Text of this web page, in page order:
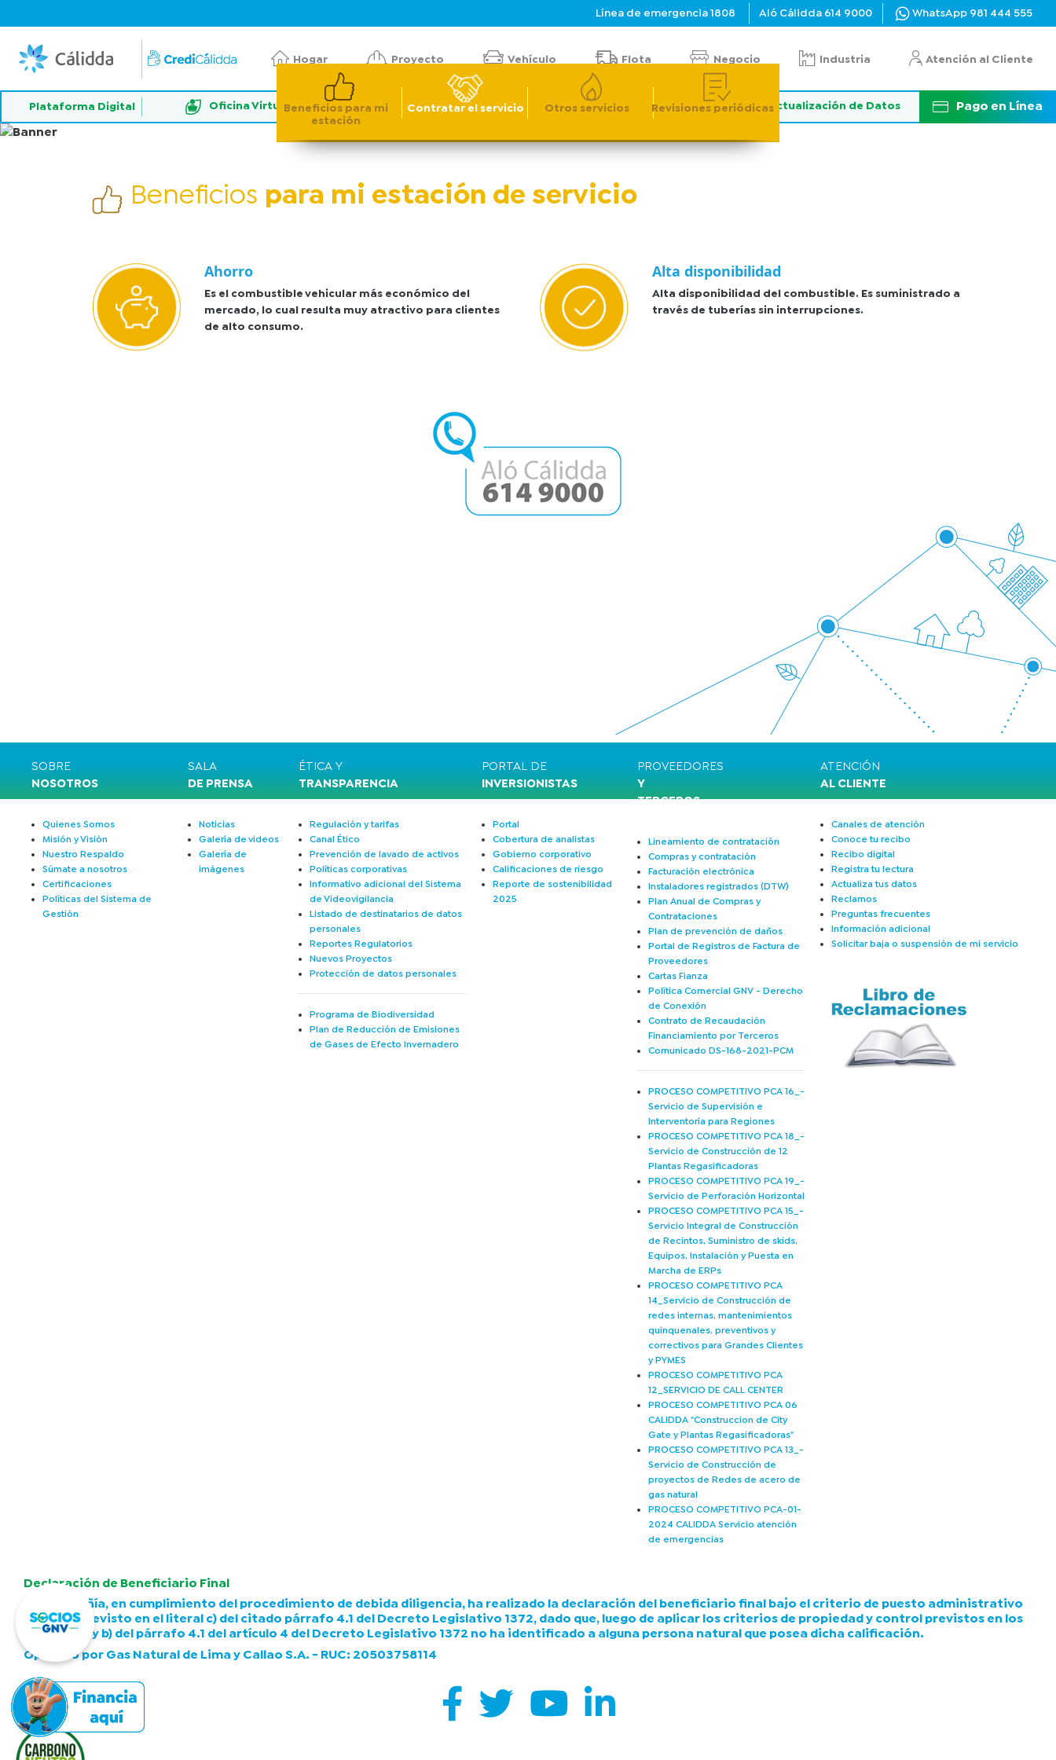
Línea de emergencia 1808 Aló Cálidda 614 9000 WhatsApp 981 444 555
Hogar Proyecto Vehículo Flota Negocio Industria Atención al Cliente
Plataforma Digital Oficina Virtual Tienda Virtual Recibo Digital Autolectura Actualización de Datos Pago en Línea
Beneficios para mi
estación
Contratar el servicio Otros servicios Revisiones periódicas
Beneficios para​ mi estación de servicio
Ahorro
Es el combustible vehicular más económico del
mercado, lo cual resulta muy atractivo para clientes
de alto consumo.
Alta disponibilidad
Alta disponibilidad del combustible. Es suministrado a
través de tuberías sin interrupciones.
SOBRE
NOSOTROS
Quienes Somos
Misión y Visión
Nuestro Respaldo
Súmate a nosotros
Certificaciones
Políticas del Sistema de
Gestión
SALA
DE PRENSA
Noticias
Galería de videos
Galería de
imágenes
ÉTICA Y
TRANSPARENCIA
Regulación y tarifas
Canal Ético
Prevención de lavado de activos
Políticas corporativas
Informativo adicional del Sistema
de Videovigilancia
Listado de destinatarios de datos
personales
Reportes Regulatorios
Nuevos Proyectos
Protección de datos personales
Programa de Biodiversidad
Plan de Reducción de Emisiones
de Gases de Efecto Invernadero
PORTAL DE
INVERSIONISTAS
Portal
Cobertura de analistas
Gobierno corporativo
Calificaciones de riesgo
Reporte de sostenibilidad
2025
PROVEEDORES
Y
TERCEROS
Lineamiento de contratación
Compras y contratación
Facturación electrónica
Instaladores registrados (DTW)
Plan Anual de Compras y
Contrataciones
Plan de prevención de daños
Portal de Registros de Factura de
Proveedores
Cartas Fianza
Política Comercial GNV - Derecho
de Conexión
Contrato de Recaudación
Financiamiento por Terceros
Comunicado DS-168-2021-PCM
PROCESO COMPETITIVO PCA 16_-
Servicio de Supervisión e
Interventoría para Regiones
PROCESO COMPETITIVO PCA 18_-
Servicio de Construcción de 12
Plantas Regasificadoras
PROCESO COMPETITIVO PCA 19_-
Servicio de Perforación Horizontal
PROCESO COMPETITIVO PCA 15_-
Servicio Integral de Construcción
de Recintos, Suministro de skids,
Equipos, Instalación y Puesta en
Marcha de ERPs
PROCESO COMPETITIVO PCA
14_Servicio de Construcción de
redes internas, mantenimientos
quinquenales, preventivos y
correctivos para Grandes Clientes
y PYMES
PROCESO COMPETITIVO PCA
12_SERVICIO DE CALL CENTER
PROCESO COMPETITIVO PCA 06
CALIDDA "Construccion de City
Gate y Plantas Regasificadoras"
PROCESO COMPETITIVO PCA 13_-
Servicio de Construcción de
proyectos de Redes de acero de
gas natural
PROCESO COMPETITIVO PCA-01-
2024 CALIDDA Servicio atención
de emergencias
ATENCIÓN
AL CLIENTE
Canales de atención
Conoce tu recibo
Recibo digital
Registra tu lectura
Actualiza tus datos
Reclamos
Preguntas frecuentes
Información adicional
Solicitar baja o suspensión de mi servicio
Declaración de Beneficiario Final
La Compañía, en cumplimiento del procedimiento de debida diligencia, ha realizado la declaración del beneficiario final bajo el criterio de puesto administrativo
superior previsto en el literal c) del citado párrafo 4.1 del Decreto Legislativo 1372, dado que, luego de aplicar los criterios de propiedad y control previstos en los
literales a) y b) del párrafo 4.1 del artículo 4 del Decreto Legislativo 1372 no ha identificado a alguna persona natural que posea dicha calificación.
Operado por Gas Natural de Lima y Callao S.A. - RUC: 20503758114